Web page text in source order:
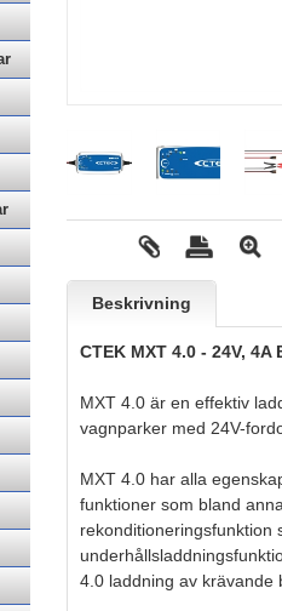
Beskrivning
CTEK MXT 4.0 - 24V,
MXT 4.0 är en effektiv
vagnparker med 24V-
MXT 4.0 har alla
funktioner som bland
rekonditioneringsfunktion
4.0 laddning av krävande